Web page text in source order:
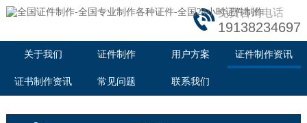
免费咨询电话
19138234697
关于我们 证件制作 用户方案 证件制作资讯
证书制作资讯 常见问题 联系我们